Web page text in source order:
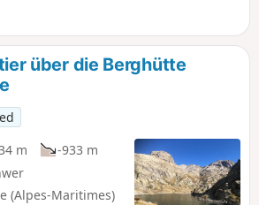
die Baisse
Punkt
zum Lac du
Aufstieg zur
bevor es
Merveilles geht.
über die Berghütte
m
-933 m
(Alpes-Maritimes)